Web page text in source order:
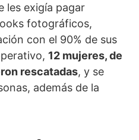
les exigía pagar
fotográficos,
con el 90% de sus
12 mujeres, de
rescatadas, y se
además de la